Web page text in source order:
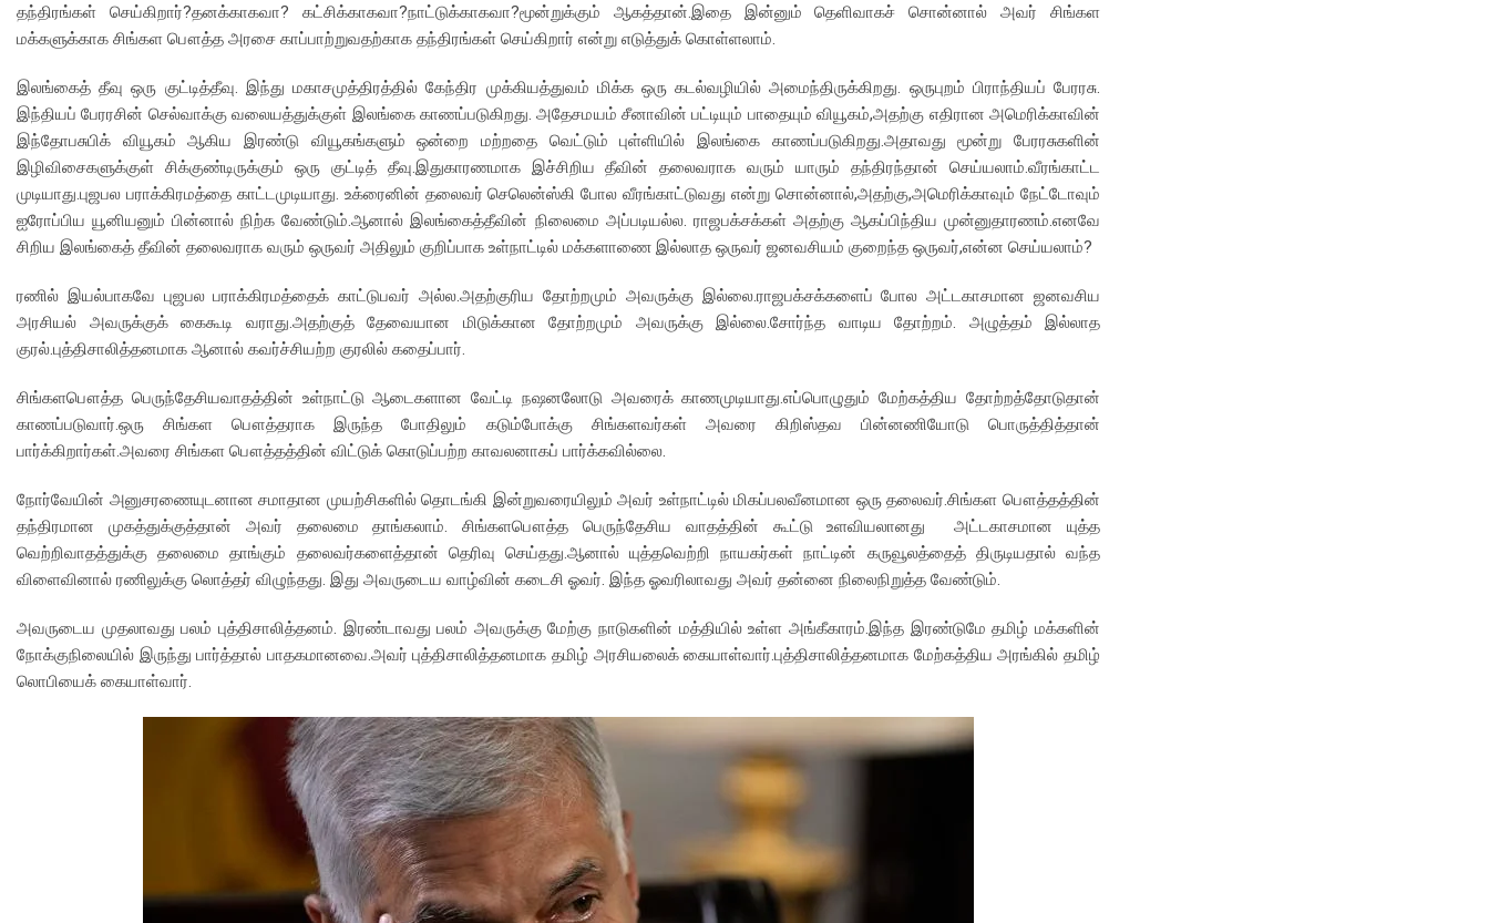
தந்திரங்கள் செய்கிறார்?தனக்காகவா? கட்சிக்காகவா?நாட்டுக்காகவா?மூன்றுக்கும் ஆகத்தான்.இதை இன்னும் தெளிவாகச் சொன்னால் அவர் சிங்கள
மக்களுக்காக சிங்கள பௌத்த அரசை காப்பாற்றுவதற்காக தந்திரங்கள் செய்கிறார் என்று எடுத்துக் கொள்ளலாம்.
இலங்கைத் தீவு ஒரு குட்டித்தீவு. இந்து மகாசமுத்திரத்தில் கேந்திர முக்கியத்துவம் மிக்க ஒரு கடல்வழியில் அமைந்திருக்கிறது. ஒருபுறம் பிராந்தியப் பேரரசு.
இந்தியப் பேரரசின் செல்வாக்கு வலையத்துக்குள் இலங்கை காணப்படுகிறது. அதேசமயம் சீனாவின் பட்டியும் பாதையும் வியூகம்,அதற்கு எதிரான அமெரிக்காவின்
இந்தோபசுபிக் வியூகம் ஆகிய இரண்டு வியூகங்களும் ஒன்றை மற்றதை வெட்டும் புள்ளியில் இலங்கை காணப்படுகிறது.அதாவது மூன்று பேரரசுகளின்
இழிவிசைகளுக்குள் சிக்குண்டிருக்கும் ஒரு குட்டித் தீவு.இதுகாரணமாக இச்சிறிய தீவின் தலைவராக வரும் யாரும் தந்திரந்தான் செய்யலாம்.வீரங்காட்ட
முடியாது.புஜபல பராக்கிரமத்தை காட்டமுடியாது. உக்ரைனின் தலைவர் செலென்ஸ்கி போல வீரங்காட்டுவது என்று சொன்னால்,அதற்கு,அமெரிக்காவும் நேட்டோவும்
ஐரோப்பிய யூனியனும் பின்னால் நிற்க வேண்டும்.ஆனால் இலங்கைத்தீவின் நிலைமை அப்படியல்ல. ராஜபக்சக்கள் அதற்கு ஆகப்பிந்திய முன்னுதாரணம்.எனவே
சிறிய இலங்கைத் தீவின் தலைவராக வரும் ஒருவர் அதிலும் குறிப்பாக உள்நாட்டில் மக்களாணை இல்லாத ஒருவர் ஜனவசியம் குறைந்த ஒருவர்,என்ன செய்யலாம்?
ரணில் இயல்பாகவே புஜபல பராக்கிரமத்தைக் காட்டுபவர் அல்ல.அதற்குரிய தோற்றமும் அவருக்கு இல்லை.ராஜபக்சக்களைப் போல அட்டகாசமான ஜனவசிய
அரசியல் அவருக்குக் கைகூடி வராது.அதற்குத் தேவையான மிடுக்கான தோற்றமும் அவருக்கு இல்லை.சோர்ந்த வாடிய தோற்றம். அழுத்தம் இல்லாத
குரல்.புத்திசாலித்தனமாக ஆனால் கவர்ச்சியற்ற குரலில் கதைப்பார்.
சிங்களபௌத்த பெருந்தேசியவாதத்தின் உள்நாட்டு ஆடைகளான வேட்டி நஷனலோடு அவரைக் காணமுடியாது.எப்பொழுதும் மேற்கத்திய தோற்றத்தோடுதான்
காணப்படுவார்.ஒரு சிங்கள பௌத்தராக இருந்த போதிலும் கடும்போக்கு சிங்களவர்கள் அவரை கிறிஸ்தவ பின்னணியோடு பொருத்தித்தான்
பார்க்கிறார்கள்.அவரை சிங்கள பௌத்தத்தின் விட்டுக் கொடுப்பற்ற காவலனாகப் பார்க்கவில்லை.
நோர்வேயின் அனுசரணையுடனான சமாதான முயற்சிகளில் தொடங்கி இன்றுவரையிலும் அவர் உள்நாட்டில் மிகப்பலவீனமான ஒரு தலைவர்.சிங்கள பௌத்தத்தின்
தந்திரமான முகத்துக்குத்தான் அவர் தலைமை தாங்கலாம். சிங்களபௌத்த பெருந்தேசிய வாதத்தின் கூட்டு உளவியலானது அட்டகாசமான யுத்த
வெற்றிவாதத்துக்கு தலைமை தாங்கும் தலைவர்களைத்தான் தெரிவு செய்தது.ஆனால் யுத்தவெற்றி நாயகர்கள் நாட்டின் கருவூலத்தைத் திருடியதால் வந்த
விளைவினால் ரணிலுக்கு லொத்தர் விழுந்தது. இது அவருடைய வாழ்வின் கடைசி ஓவர். இந்த ஓவரிலாவது அவர் தன்னை நிலைநிறுத்த வேண்டும்.
அவருடைய முதலாவது பலம் புத்திசாலித்தனம். இரண்டாவது பலம் அவருக்கு மேற்கு நாடுகளின் மத்தியில் உள்ள அங்கீகாரம்.இந்த இரண்டுமே தமிழ் மக்களின்
நோக்குநிலையில் இருந்து பார்த்தால் பாதகமானவை.அவர் புத்திசாலித்தனமாக தமிழ் அரசியலைக் கையாள்வார்.புத்திசாலித்தனமாக மேற்கத்திய அரங்கில் தமிழ்
லொபியைக் கையாள்வார்.